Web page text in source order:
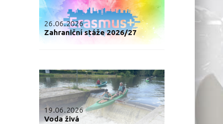
26.06.2026
Zahraniční stáže 2026/27
19.06.2026
Voda živá